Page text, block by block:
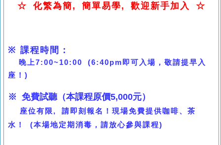
☆ 化繁為簡, 簡單易學, 歡迎新手加入 ☆
※ 課程時間：
晚上7:00~10:00 (6:40pm即可入場，敬請提早入
座！)
※ 免費試聽（本課程原價5,000元）
座位有限, 請即刻報名！ 現場免費提供咖啡、茶
水！
(本場地定期消毒，請放心參與課程)